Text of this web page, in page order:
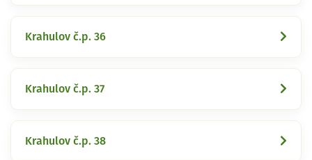
Krahulov č.p. 36
Krahulov č.p. 37
Krahulov č.p. 38